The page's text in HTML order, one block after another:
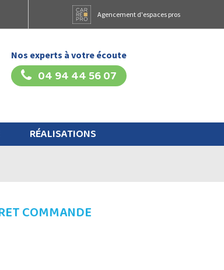
Agencement d'espaces pros
Nos experts à votre écoute
04 94 44 56 07
RÉALISATIONS
COMMANDE